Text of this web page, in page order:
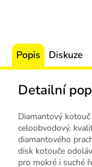
Popis Diskuze
Detailní
Diamantový
celoobvodový,
diamantového
disk kotouče
pro mokré i suché